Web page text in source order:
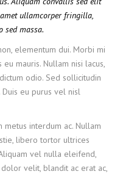
ullamcorper fringilla,
sed massa.
elementum dui. Morbi mi
mauris. Nullam nisi lacus,
odio. Sed sollicitudin
eu purus vel nisl
interdum ac. Nullam
libero tortor ultrices
vel nulla eleifend,
velit, blandit ac erat ac,